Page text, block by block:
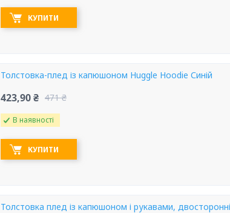
КУПИТИ
Толстовка-плед із капюшоном Huggle Hoodie Синій
423,90 ₴ 471 ₴
В наявності
КУПИТИ
Толстовка плед із капюшоном і рукавами,